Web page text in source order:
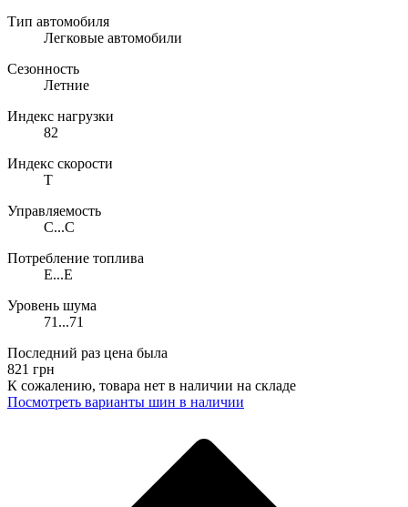
Тип автомобиля
Легковые автомобили
Сезонность
Летние
Индекс нагрузки
82
Индекс скорости
T
Управляемость
C...C
Потребление топлива
E...E
Уровень шума
71...71
Последний раз цена была
821 грн
К сожалению, товара нет в наличии на складе
Поcмотреть варианты шин в наличии